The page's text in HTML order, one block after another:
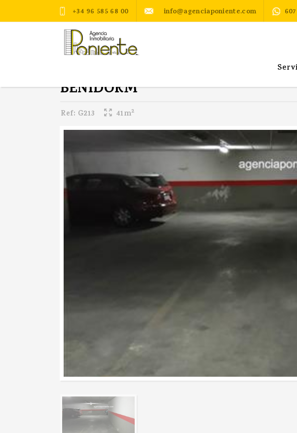
+34 96 585 68 00 info@agenciaponiente.com
BENIDORM
Ref: G213 41m2